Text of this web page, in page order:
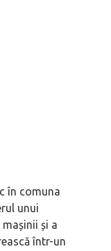
în comuna
unui
și a
într-un